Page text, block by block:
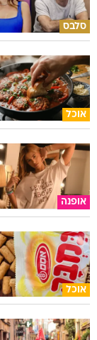
סלבס
אוכל
אופנה
אוכל